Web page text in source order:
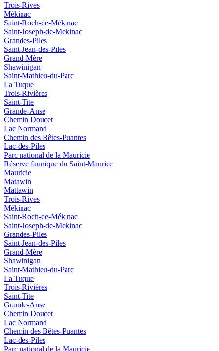
Trois-Rives
Mékinac
Saint-Roch-de-Mékinac
Saint-Joseph-de-Mekinac
Grandes-Piles
Saint-Jean-des-Piles
Grand-Mère
Shawinigan
Saint-Mathieu-du-Parc
La Tuque
Trois-Rivières
Saint-Tite
Grande-Anse
Chemin Doucet
Lac Normand
Chemin des Bêtes-Puantes
Lac-des-Piles
Parc national de la Mauricie
Réserve faunique du Saint‑Maurice
Mauricie
Matawin
Mattawin
Trois-Rives
Mékinac
Saint-Roch-de-Mékinac
Saint-Joseph-de-Mekinac
Grandes-Piles
Saint-Jean-des-Piles
Grand-Mère
Shawinigan
Saint-Mathieu-du-Parc
La Tuque
Trois-Rivières
Saint-Tite
Grande-Anse
Chemin Doucet
Lac Normand
Chemin des Bêtes-Puantes
Lac-des-Piles
Parc national de la Mauricie